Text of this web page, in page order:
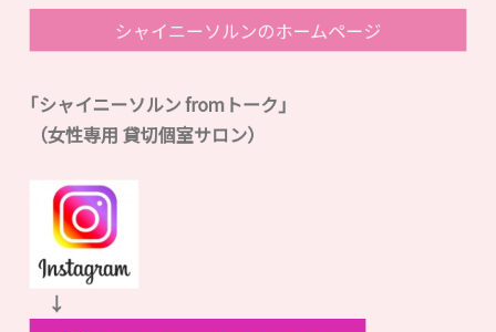
シャイニーソルンのホームページ
｢シャイニーソルン fromトーク｣
（女性専用 貸切個室サロン）
↓